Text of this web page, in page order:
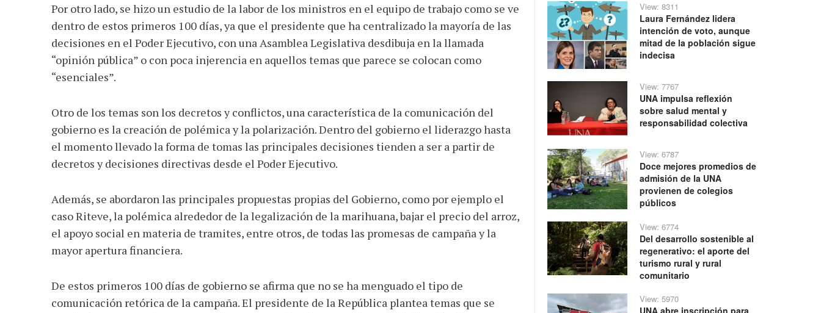
Por otro lado, se hizo un estudio de la labor de los ministros en el equipo de trabajo como se ve
dentro de estos primeros 100 días, ya que el presidente que ha centralizado la mayoría de las
decisiones en el Poder Ejecutivo, con una Asamblea Legislativa desdibuja en la llamada
“opinión pública” o con poca injerencia en aquellos temas que parece se colocan como
“esenciales”.
Otro de los temas son los decretos y conflictos, una característica de la comunicación del
gobierno es la creación de polémica y la polarización. Dentro del gobierno el liderazgo hasta
el momento llevado la forma de tomas las principales decisiones tienden a ser a partir de
decretos y decisiones directivas desde el Poder Ejecutivo.
Además, se abordaron las principales propuestas propias del Gobierno, como por ejemplo el
caso Riteve, la polémica alrededor de la legalización de la marihuana, bajar el precio del arroz,
el apoyo social en materia de tramites, entre otros, de todas las promesas de campaña y la
mayor apertura financiera.
De estos primeros 100 días de gobierno se afirma que no se ha menguado el tipo de
comunicación retórica de la campaña. El presidente de la República plantea temas que se
View: 8311
Laura Fernández lidera
intención de voto, aunque
mitad de la población sigue
indecisa
View: 7767
UNA impulsa reflexión
sobre salud mental y
responsabilidad colectiva
View: 6787
Doce mejores promedios de
admisión de la UNA
provienen de colegios
públicos
View: 6774
Del desarrollo sostenible al
regenerativo: el aporte del
turismo rural y rural
comunitario
View: 5970